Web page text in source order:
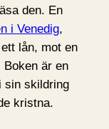
den. En
i Venedig,
lån, mot en
Boken är en
sin skildring
kristna.